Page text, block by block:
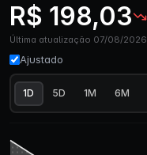
R$ 198,03
Última atualização 07/08/2026
Ajustado
1D 5D 1M 6M